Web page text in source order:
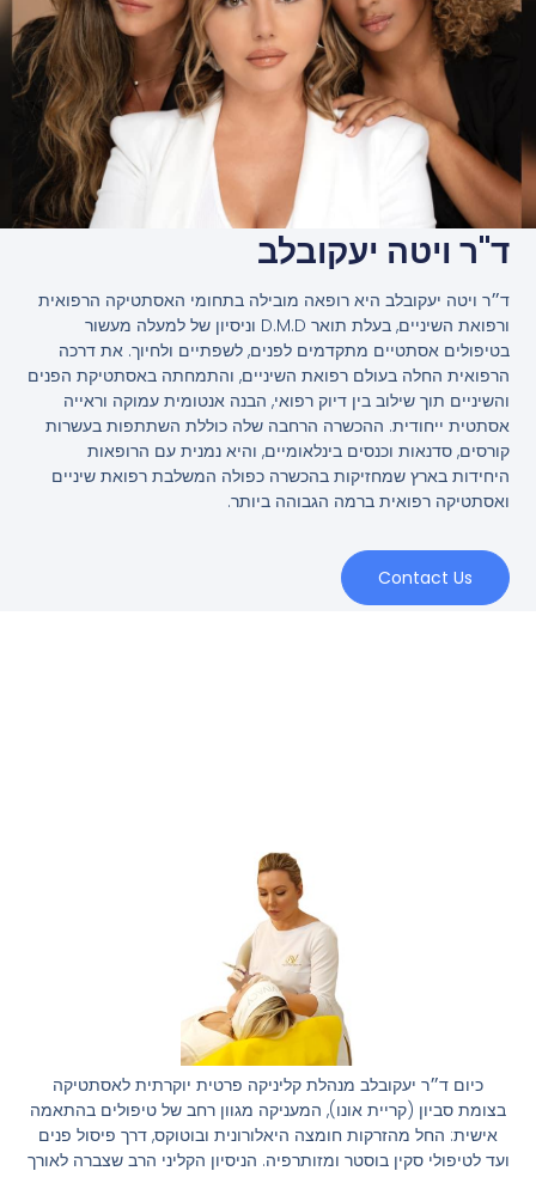
ד"ר ויטה יעקובלב
ד״ר ויטה יעקובלב היא רופאה מובילה בתחומי האסתטיקה הרפואית
ורפואת השיניים, בעלת תואר D.M.D וניסיון של למעלה מעשור
בטיפולים אסתטיים מתקדמים לפנים, לשפתיים ולחיוך. את דרכה
הרפואית החלה בעולם רפואת השיניים, והתמחתה באסתטיקת הפנים
והשיניים תוך שילוב בין דיוק רפואי, הבנה אנטומית עמוקה וראייה
אסתטית ייחודית. ההכשרה הרחבה שלה כוללת השתתפות בעשרות
קורסים, סדנאות וכנסים בינלאומיים, והיא נמנית עם הרופאות
היחידות בארץ שמחזיקות בהכשרה כפולה המשלבת רפואת שיניים
ואסתטיקה רפואית ברמה הגבוהה ביותר.
Contact Us
כיום ד״ר יעקובלב מנהלת קליניקה פרטית יוקרתית לאסתטיקה
בצומת סביון (קריית אונו), המעניקה מגוון רחב של טיפולים בהתאמה
אישית: החל מהזרקות חומצה היאלורונית ובוטוקס, דרך פיסול פנים
ועד לטיפולי סקין בוסטר ומזותרפיה. הניסיון הקליני הרב שצברה לאורך